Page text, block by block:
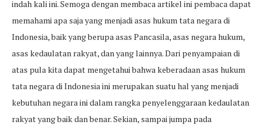
indah kali ini. Semoga dengan membaca artikel ini pembaca dapat
memahami apa saja yang menjadi asas hukum tata negara di
Indonesia, baik yang berupa asas Pancasila, asas negara hukum,
asas kedaulatan rakyat, dan yang lainnya. Dari penyampaian di
atas pula kita dapat mengetahui bahwa keberadaan asas hukum
tata negara di Indonesia ini merupakan suatu hal yang menjadi
kebutuhan negara ini dalam rangka penyelenggaraan kedaulatan
rakyat yang baik dan benar. Sekian, sampai jumpa pada